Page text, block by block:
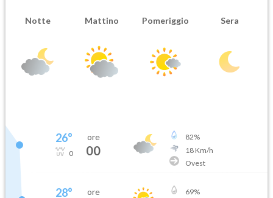
Notte Mattino Pomeriggio Sera
26°
0
ore
00
82%
18Km/h
Ovest
28° ore 69%